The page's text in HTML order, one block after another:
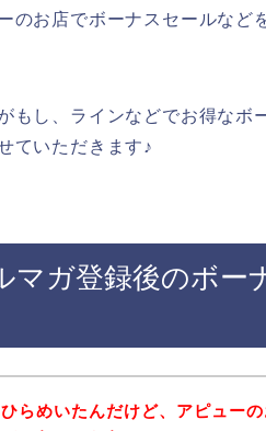
のお店でボーナスセールなど
もし、ラインなどでお得なボ
ていただきます♪
マガ登録後のボー
らめいたんだけど、アピュー